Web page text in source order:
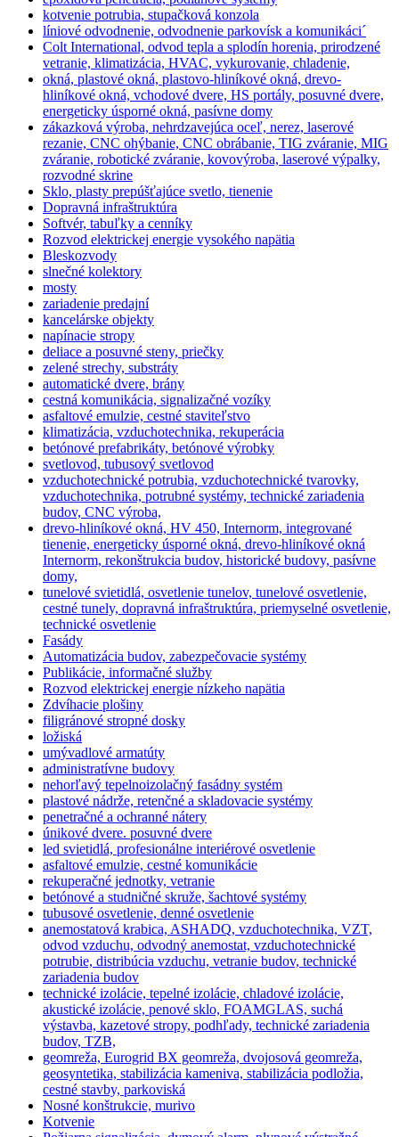
kotvenie potrubia, stupačková konzola
líniové odvodnenie, odvodnenie parkovísk a komunikáci´
Colt International, odvod tepla a splodín horenia, prirodzené
vetranie, klimatizácia, HVAC, vykurovanie, chladenie,
okná, plastové okná, plastovo-hliníkové okná, drevo-
hliníkové okná, vchodové dvere, HS portály, posuvné dvere,
energeticky úsporné okná, pasívne domy
zákazková výroba, nehrdzavejúca oceľ, nerez, laserové
rezanie, CNC ohýbanie, CNC obrábanie, TIG zváranie, MIG
zváranie, robotické zváranie, kovovýroba, laserové výpalky,
rozvodné skrine
Sklo, plasty prepúšťajúce svetlo, tienenie
Dopravná infraštruktúra
Softvér, tabuľky a cenníky
Rozvod elektrickej energie vysokého napätia
Bleskozvody
slnečné kolektory
mosty
zariadenie predajní
kancelárske objekty
napínacie stropy
deliace a posuvné steny, priečky
zelené strechy, substráty
automatické dvere, brány
cestná komunikácia, signalizačné vozíky
asfaltové emulzie, cestné staviteľstvo
klimatizácia, vzduchotechnika, rekuperácia
betónové prefabrikáty, betónové výrobky
svetlovod, tubusový svetlovod
vzduchotechnické potrubia, vzduchotechnické tvarovky,
vzduchotechnika, potrubné systémy, technické zariadenia
budov, CNC výroba,
drevo-hliníkové okná, HV 450, Internorm, integrované
tienenie, energeticky úsporné okná, drevo-hliníkové okná
Internorm, rekonštrukcia budov, historické budovy, pasívne
domy,
tunelové svietidlá, osvetlenie tunelov, tunelové osvetlenie,
cestné tunely, dopravná infraštruktúra, priemyselné osvetlenie,
technické osvetlenie
Fasády
Automatizácia budov, zabezpečovacie systémy
Publikácie, informačné služby
Rozvod elektrickej energie nízkeho napätia
Zdvíhacie plošiny
filigránové stropné dosky
ložiská
umývadlové armatúty
administratívne budovy
nehorľavý tepelnoizolačný fasádny systém
plastové nádrže, retenčné a skladovacie systémy
penetračné a ochranné nátery
únikové dvere. posuvné dvere
led svietidlá, profesionálne interiérové osvetlenie
asfaltové emulzie, cestné komunikácie
rekuperačné jednotky, vetranie
betónové a studničné skruže, šachtové systémy
tubusové osvetlenie, denné osvetlenie
anemostatová krabica, ASHADQ, vzduchotechnika, VZT,
odvod vzduchu, odvodný anemostat, vzduchotechnické
potrubie, distribúcia vzduchu, vetranie budov, technické
zariadenia budov
technické izolácie, tepelné izolácie, chladové izolácie,
akustické izolácie, penové sklo, FOAMGLAS, suchá
výstavba, kazetové stropy, podhľady, technické zariadenia
budov, TZB,
geomreža, Eurogrid BX geomreža, dvojosová geomreža,
geosyntetika, stabilizácia kameniva, stabilizácia podložia,
cestné stavby, parkoviská
Nosné konštrukcie, murivo
Kotvenie